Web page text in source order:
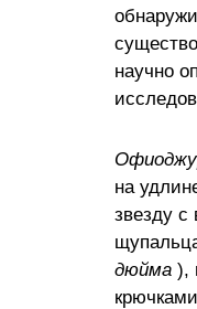
научно
на
звезду
дюйма ),